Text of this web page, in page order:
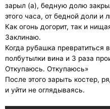
зарыл (а), бедную долю
этого часа, от бедной доли и
Как огонь догорит, так и
Заклинаю.
Когда рубашка превратиться
полбутылки вина и 3 раза
Откупаюсь. Откупаюсь»
После этого зарыть костер,
и уйти не оглядываясь.